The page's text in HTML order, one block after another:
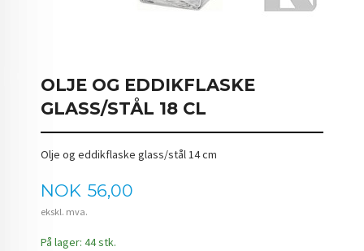
OLJE OG EDDIKFLASKE
GLASS/STÅL 18 CL
Olje og eddikflaske glass/stål 14 cm
Pris
NOK 56,00
ekskl. mva.
På lager: 44 stk.